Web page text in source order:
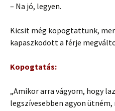
– Na jó, legyen.
Kicsit még kopogtattunk,
kapaszkodott a férje
Kopogtatás:
„Amikor arra vágyom, hogy
legszívesebben agyon